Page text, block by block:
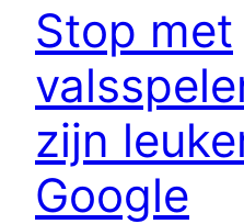
Stop met
zijn
Google